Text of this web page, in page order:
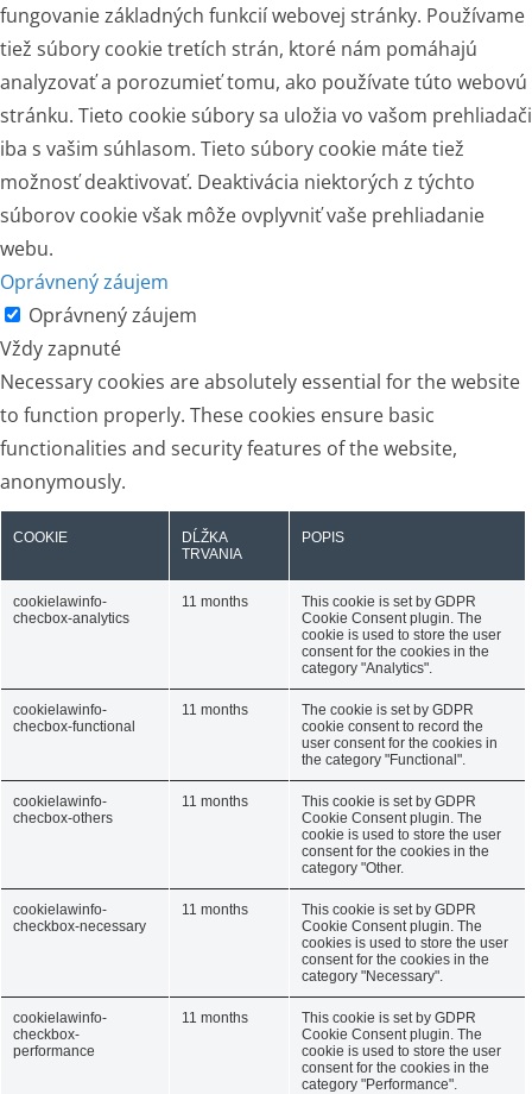
fungovanie základných funkcií webovej stránky. Používame
tiež súbory cookie tretích strán, ktoré nám pomáhajú
analyzovať a porozumieť tomu, ako používate túto webovú
stránku. Tieto cookie súbory sa uložia vo vašom prehliadači
iba s vašim súhlasom. Tieto súbory cookie máte tiež
možnosť deaktivovať. Deaktivácia niektorých z týchto
súborov cookie však môže ovplyvniť vaše prehliadanie
webu.
Oprávnený záujem
Oprávnený záujem
Vždy zapnuté
Necessary cookies are absolutely essential for the website
to function properly. These cookies ensure basic
functionalities and security features of the website,
anonymously.
COOKIE
DĹŽKA
TRVANIA
POPIS
cookielawinfo-
checbox-analytics
11 months
This cookie is set by GDPR
Cookie Consent plugin. The
cookie is used to store the user
consent for the cookies in the
category "Analytics".
cookielawinfo-
checbox-functional
11 months
The cookie is set by GDPR
cookie consent to record the
user consent for the cookies in
the category "Functional".
cookielawinfo-
checbox-others
11 months
This cookie is set by GDPR
Cookie Consent plugin. The
cookie is used to store the user
consent for the cookies in the
category "Other.
cookielawinfo-
checkbox-necessary
11 months
This cookie is set by GDPR
Cookie Consent plugin. The
cookies is used to store the user
consent for the cookies in the
category "Necessary".
cookielawinfo-
checkbox-
performance
11 months
This cookie is set by GDPR
Cookie Consent plugin. The
cookie is used to store the user
consent for the cookies in the
category "Performance".